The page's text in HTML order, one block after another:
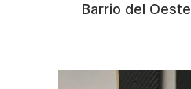
Barrio del Oeste